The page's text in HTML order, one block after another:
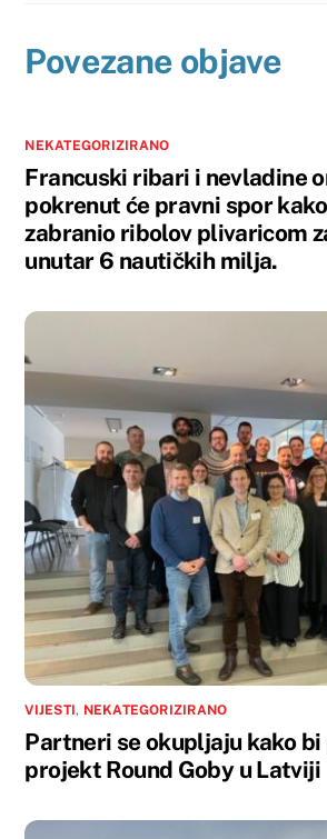
Povezane objave
NEKATEGORIZIRANO
Francuski ribari i nevladine
pokrenut će pravni spor
zabranio ribolov plivaricom
unutar 6 nautičkih milja.
VIJESTI, NEKATEGORIZIRANO
Partneri se okupljaju kako
projekt Round Goby u Latviji